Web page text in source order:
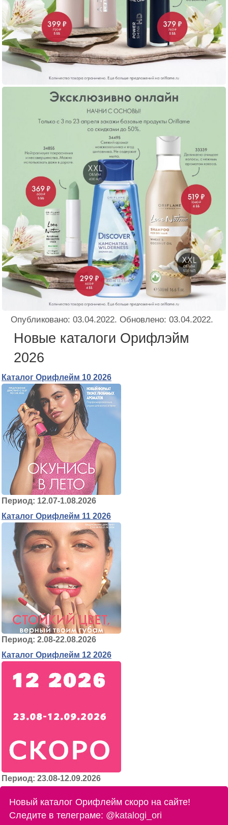
Опубликовано:03.04.2022. Обновлено:03.04.2022.
Новые каталоги Орифлэйм
2026
Каталог Орифлейм 10 2026
Период: 12.07-1.08.2026
Каталог Орифлейм 11 2026
Период: 2.08-22.08.2026
Каталог Орифлейм 12 2026
Период: 23.08-12.09.2026
Новый каталог Орифлейм скоро на сайте!
Следите в телеграме: @katalogi_ori